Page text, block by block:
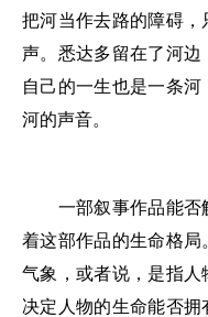
把河当作去路的障碍
声。悉达多留在了河边
自己的一生也是一条
河的声音。
一部叙事作品能否
着这部作品的生命格
气象，或者说，是指人
决定人物的生命能否